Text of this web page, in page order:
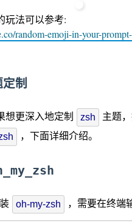
法可以参考:
，下面详细介绍。